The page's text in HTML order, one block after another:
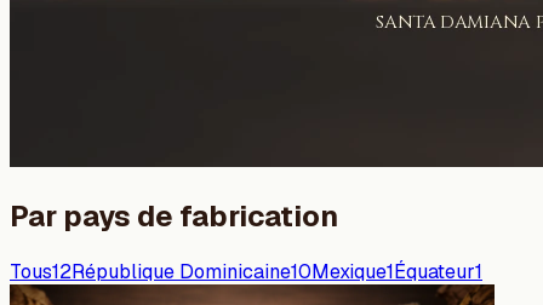
Par pays de fabrication
Tous12République Dominicaine10Mexique1Équateur1